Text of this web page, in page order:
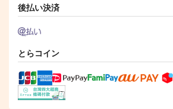
後払い決済
とらコイン